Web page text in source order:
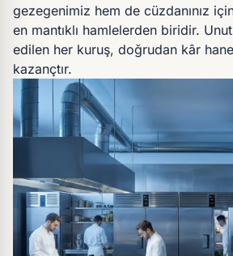
gezegenimiz hem de cüzdanınız
en mantıklı hamlelerden biridir.
edilen her kuruş, doğrudan kâr
kazançtır.